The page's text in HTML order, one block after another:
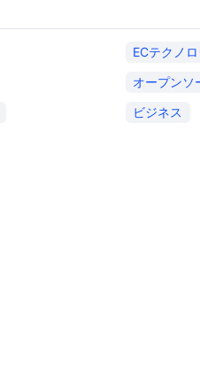
ECテクノ
オープンソ
ビジネス